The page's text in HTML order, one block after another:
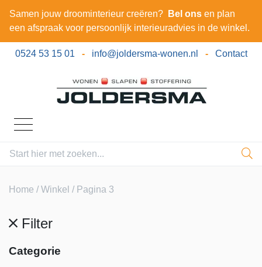
Samen jouw droominterieur creëren? Bel ons en plan
een afspraak voor persoonlijk interieuradvies in de winkel.
0524 53 15 01 - info@joldersma-wonen.nl - Contact
Home /Winkel / Pagina 3
Filter
Categorie